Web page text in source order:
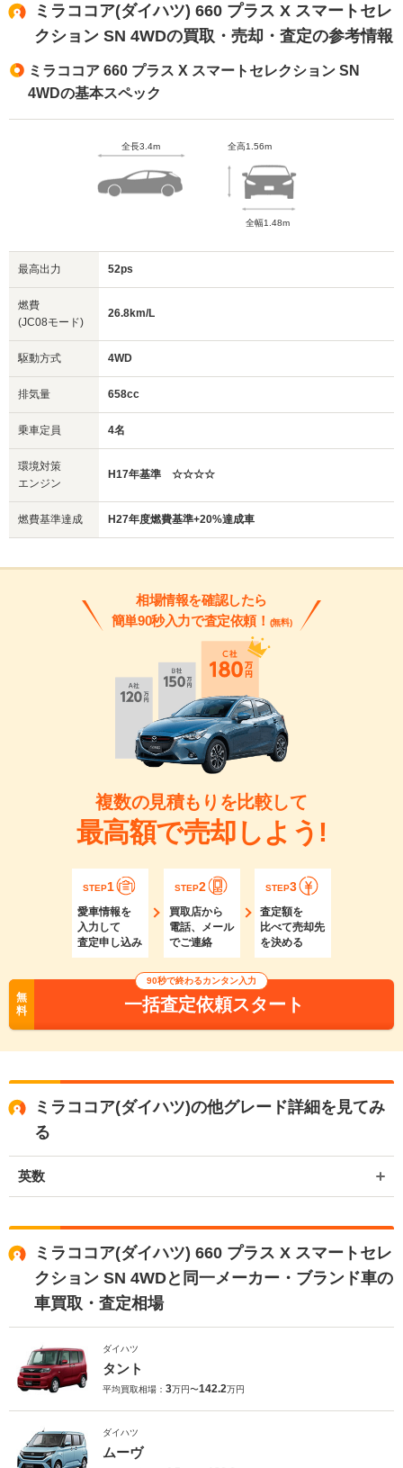
ミラココア(ダイハツ) 660 プラス X スマートセレ
クション SN 4WDの買取・売却・査定の参考情報
ミラココア 660 プラス X スマートセレクション SN
4WDの基本スペック
全長3.4m 全高1.56m
全幅1.48m
最高出力 52ps
燃費
(JC08モード)
26.8km/L
駆動方式 4WD
排気量 658cc
乗車定員 4名
環境対策
エンジン
H17年基準 ☆☆☆☆
燃費基準達成 H27年度燃費基準+20%達成車
相場情報を確認したら
簡単90秒入力で査定依頼！ (無料)
複数の見積もりを比較して
最高額で売却しよう!
STEP1
愛車情報を
入力して
査定申し込み
STEP2
買取店から
電話、メール
でご連絡
STEP3
査定額を
比べて売却先
を決める
無
料
90秒で終わるカンタン入力
一括査定依頼スタート
ミラココア(ダイハツ)の他グレード詳細を見てみ
る
英数
ミラココア(ダイハツ) 660 プラス X スマートセレ
クション SN 4WDと同一メーカー・ブランド車の
車買取・査定相場
ダイハツ
タント
平均買取相場： 3万円〜142.2万円
ダイハツ
ムーヴ